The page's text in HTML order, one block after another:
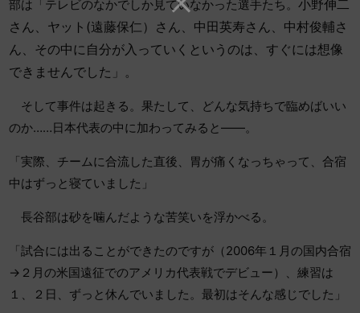
部は「テレビのなかでしか見ていなかった選手たち。 小野伸二
さん、ヤット(遠藤保仁）さん、中田英寿さん、中村俊輔さ
ん、その中に自分が入っていくというのは、すぐには想像
できませんでした」。
そして事件は起きる。果たして、どんな気持ちで臨めばいい
のか……日本代表の中に加わってみると――。
「実際、チームに合流した直後、胃が痛くなっちゃって、合宿
中はずっと寝ていました」
長谷部は砂を噛んだような苦笑いを浮かべる。
「試合には出ることができたのですが（2006年１月の国内合宿
→２月の米国遠征でのアメリカ代表戦でデビュー）、練習は
１、２日、ずっと休んでいました。最初はそんな感じでした」